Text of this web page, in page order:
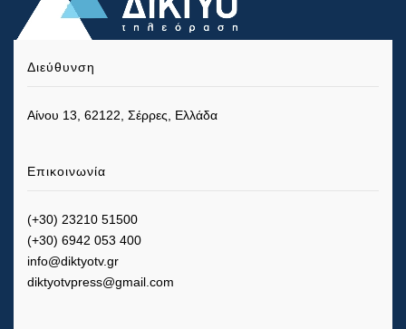
Διεύθυνση
Αίνου 13, 62122, Σέρρες, Ελλάδα
Επικοινωνία
(+30) 23210 51500
(+30) 6942 053 400
info@diktyotv.gr
diktyotvpress@gmail.com